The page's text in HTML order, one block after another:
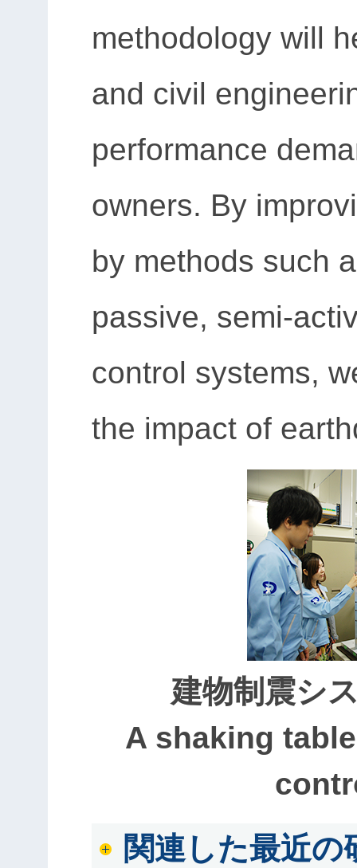
methodology will
and civil
performance
owners. By
by methods such
passive, semi-
control systems,
the impact of
建物制震シ
A shaking
関連した最近の